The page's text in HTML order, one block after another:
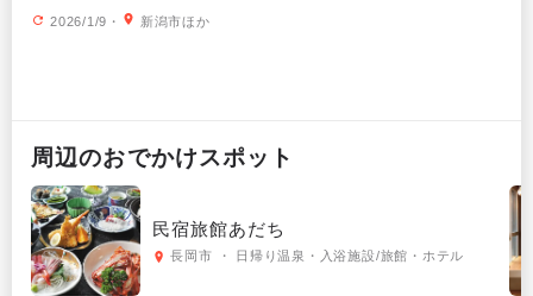
2026/1/9 ・ 新潟市ほか
周辺のおでかけスポット
民宿旅館あだち
長岡市 ・ 日帰り温泉・入浴施設/旅館・ホテル